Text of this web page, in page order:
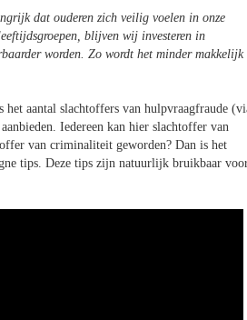
dat ouderen zich veilig voelen in onze
blijven wij investeren in
worden. Zo wordt het minder makkelijk
aantal slachtoffers van hulpvraagfraude
Iedereen kan hier slachtoffer van
van criminaliteit geworden? Dan is het
tips. Deze tips zijn natuurlijk bruikbaar